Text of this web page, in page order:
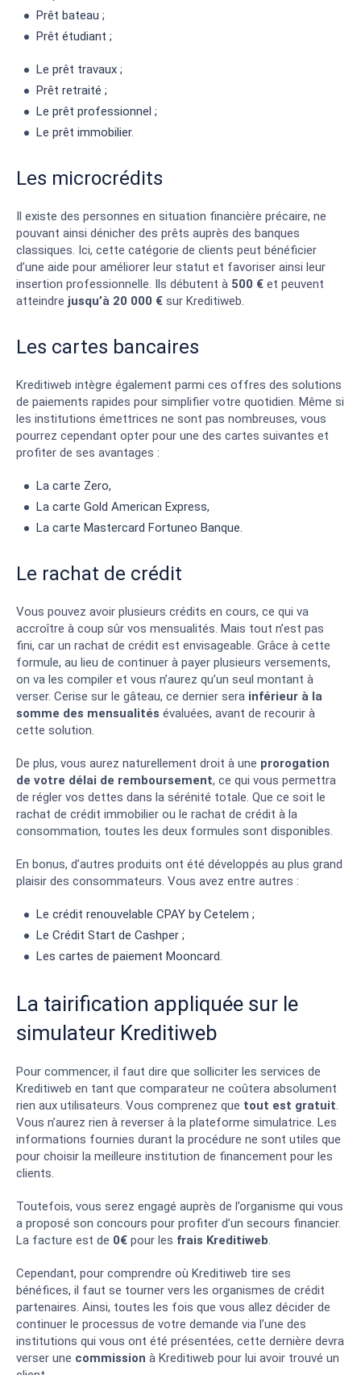
Prêt bateau ;
Prêt étudiant ;
Le prêt travaux ;
Prêt retraité ;
Le prêt professionnel ;
Le prêt immobilier.
Les microcrédits
Il existe des personnes en situation financière précaire, ne
pouvant ainsi dénicher des prêts auprès des banques
classiques. Ici, cette catégorie de clients peut bénéficier
d’une aide pour améliorer leur statut et favoriser ainsi leur
insertion professionnelle. Ils débutent à 500 € et peuvent
atteindre jusqu’à 20 000 € sur Kreditiweb.
Les cartes bancaires
Kreditiweb intègre également parmi ces offres des solutions
de paiements rapides pour simplifier votre quotidien. Même si
les institutions émettrices ne sont pas nombreuses, vous
pourrez cependant opter pour une des cartes suivantes et
profiter de ses avantages :
La carte Zero,
La carte Gold American Express,
La carte Mastercard Fortuneo Banque.
Le rachat de crédit
Vous pouvez avoir plusieurs crédits en cours, ce qui va
accroître à coup sûr vos mensualités. Mais tout n’est pas
fini, car un rachat de crédit est envisageable. Grâce à cette
formule, au lieu de continuer à payer plusieurs versements,
on va les compiler et vous n’aurez qu’un seul montant à
verser. Cerise sur le gâteau, ce dernier sera inférieur à la
somme des mensualités évaluées, avant de recourir à
cette solution.
De plus, vous aurez naturellement droit à une prorogation
de votre délai de remboursement, ce qui vous permettra
de régler vos dettes dans la sérénité totale. Que ce soit le
rachat de crédit immobilier ou le rachat de crédit à la
consommation, toutes les deux formules sont disponibles.
En bonus, d’autres produits ont été développés au plus grand
plaisir des consommateurs. Vous avez entre autres :
Le crédit renouvelable CPAY by Cetelem ;
Le Crédit Start de Cashper ;
Les cartes de paiement Mooncard.
La tairification appliquée sur le
simulateur Kreditiweb
Pour commencer, il faut dire que solliciter les services de
Kreditiweb en tant que comparateur ne coûtera absolument
rien aux utilisateurs. Vous comprenez que tout est gratuit.
Vous n’aurez rien à reverser à la plateforme simulatrice. Les
informations fournies durant la procédure ne sont utiles que
pour choisir la meilleure institution de financement pour les
clients.
Toutefois, vous serez engagé auprès de l’organisme qui vous
a proposé son concours pour profiter d’un secours financier.
La facture est de 0€ pour les frais Kreditiweb.
Cependant, pour comprendre où Kreditiweb tire ses
bénéfices, il faut se tourner vers les organismes de crédit
partenaires. Ainsi, toutes les fois que vous allez décider de
continuer le processus de votre demande via l’une des
institutions qui vous ont été présentées, cette dernière devra
verser une commission à Kreditiweb pour lui avoir trouvé un